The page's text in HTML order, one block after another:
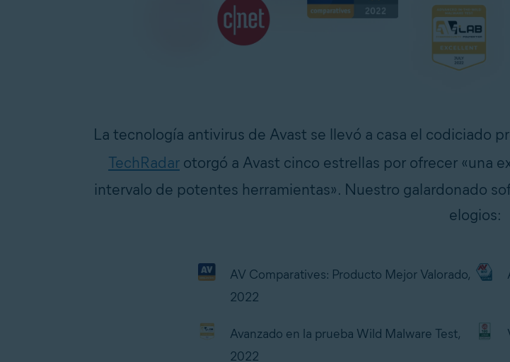
La tecnología antivirus de Avast se llevó a casa el codiciado
TechRadar otorgó a Avast cinco estrellas por ofrecer «una
intervalo de potentes herramientas». Nuestro galardonado
elogios:
AV Comparatives: Producto Mejor Valorado,
2022
Avanzado en la prueba Wild Malware Test,
2022